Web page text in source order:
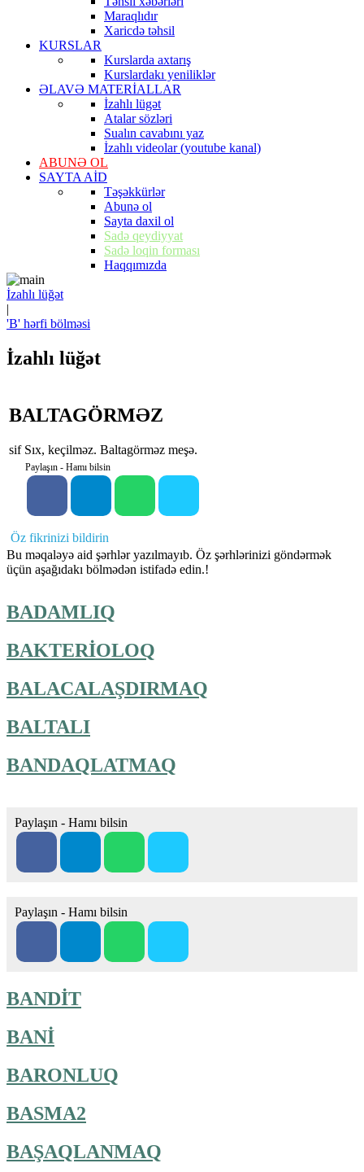
Maraqlıdır
Xaricdə təhsil
KURSLAR
Kurslarda axtarış
Kurslardakı yeniliklər
ƏLAVƏ MATERİALLAR
İzahlı lügət
Atalar sözləri
Sualın cavabını yaz
İzahlı videolar (youtube kanal)
ABUNƏ OL
SAYTA AİD
Təşəkkürlər
Abunə ol
Sayta daxil ol
Sadə qeydiyyat
Sadə loqin forması
Haqqımızda
İzahlı lüğət
|
'B' hərfi bölməsi
İzahlı lüğət
BALTAGÖRMƏZ
sif Sıx, keçilməz. Baltagörməz meşə.
Paylaşın - Hamı bilsin
Öz fikrinizi bildirin
Bu məqaləyə aid şərhlər yazılmayıb. Öz şərhlərinizi göndərmək
üçün aşağıdakı bölmədən istifadə edin.!
BADAMLIQ
BAKTERİOLOQ
BALACALAŞDIRMAQ
BALTALI
BANDAQLATMAQ
Paylaşın - Hamı bilsin
Paylaşın - Hamı bilsin
BANDİT
BANİ
BARONLUQ
BASMA2
BAŞAQLANMAQ